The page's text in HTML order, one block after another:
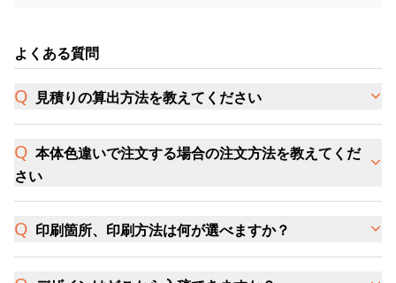
よくある質問
見積りの算出方法を教えてください
本体色違いで注文する場合の注文方法を教えてくだ
さい
印刷箇所、印刷方法は何が選べますか？